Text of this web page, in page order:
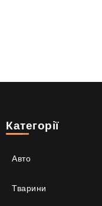
Категорії
Авто
Тварини